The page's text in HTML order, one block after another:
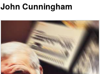
John Cunningham